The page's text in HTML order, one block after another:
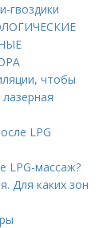
гвоздики
чтобы
LPG
LPG-массаж?
Для каких зон